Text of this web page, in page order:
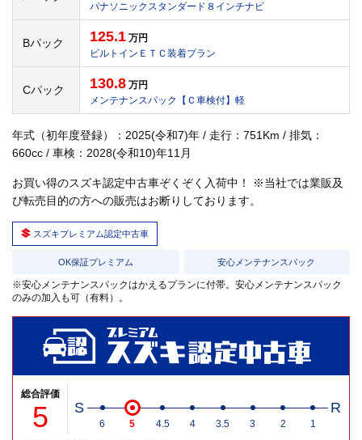
パナソニックスタンダード８インチナビ
Bパック 125.1 万円
ビルトインＥＴＣ装着プラン
Cパック 130.8 万円
メンテナンスパック【Ｃ車検付】軽
年式（初年度登録）：2025(令和7)年 / 走行：751Km / 排気：
660cc / 車検：2028(令和10)年11月
お買い得のスズキ認定中古車ぞくぞく入荷中！ ※当社では業販及
び転売目的の方への販売はお断りしております。
スズキプレミアム認定中古車
OK保証プレミアム 安心メンテナンスパック
※安心メンテナンスパックはかえるプランに付帯。安心メンテナンスパック
のみの加入も可（有料）。
総合評価
5 S R
6 5 4.5 4 3.5 3 2 1